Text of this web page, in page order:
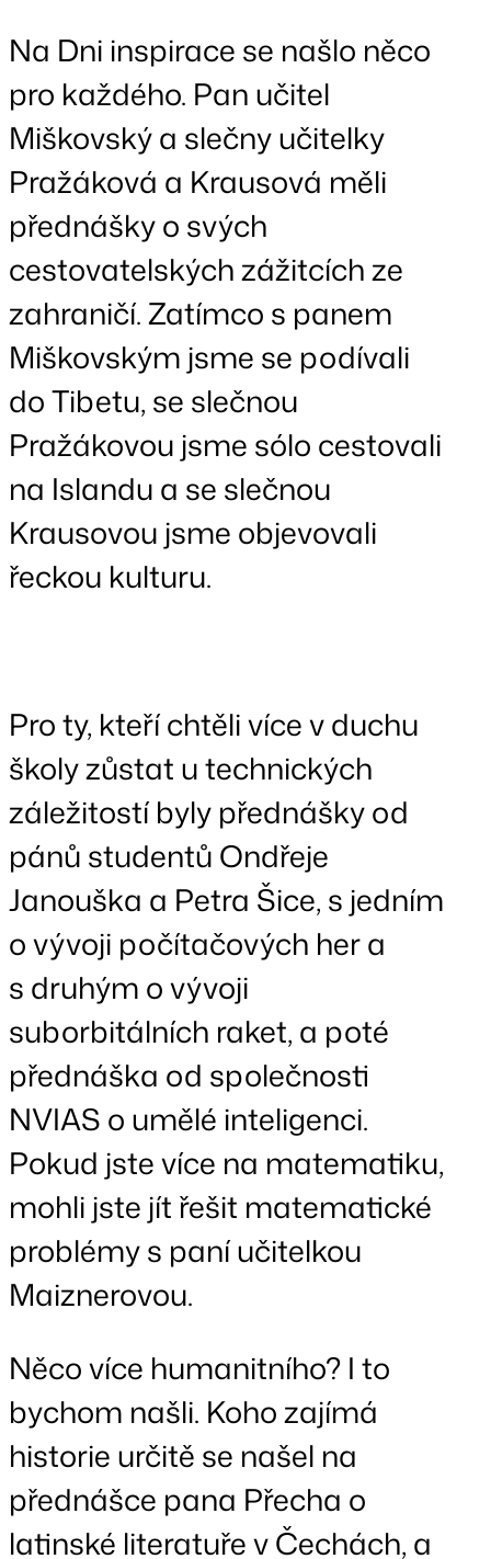
Na Dni inspirace se našlo něco
pro každého. Pan učitel
Miškovský a slečny učitelky
Pražáková a Krausová měli
přednášky o svých
cestovatelských zážitcích ze
zahraničí. Zatímco s panem
Miškovským jsme se podívali
do Tibetu, se slečnou
Pražákovou jsme sólo cestovali
na Islandu a se slečnou
Krausovou jsme objevovali
řeckou kulturu.
Pro ty, kteří chtěli více v duchu
školy zůstat u technických
záležitostí byly přednášky od
pánů studentů Ondřeje
Janouška a Petra Šice, s jedním
o vývoji počítačových her a
s druhým o vývoji
suborbitálních raket, a poté
přednáška od společnosti
NVIAS o umělé inteligenci.
Pokud jste více na matematiku,
mohli jste jít řešit matematické
problémy s paní učitelkou
Maiznerovou.
Něco více humanitního? I to
bychom našli. Koho zajímá
historie určitě se našel na
přednášce pana Přecha o
latinské literatuře v Čechách, a